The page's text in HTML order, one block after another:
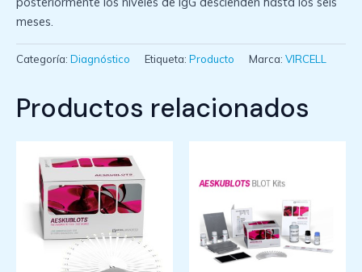
meses.
Categoría: Diagnóstico Etiqueta: Producto Marca: VIRCELL
Productos relacionados